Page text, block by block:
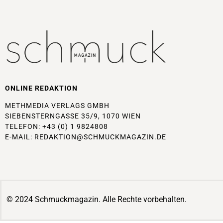
ONLINE REDAKTION
METHMEDIA VERLAGS GMBH
SIEBENSTERNGASSE 35/9, 1070 WIEN
TELEFON: +43 (0) 1 9824808
E-MAIL: REDAKTION@SCHMUCKMAGAZIN.DE
© 2024 Schmuckmagazin. Alle Rechte vorbehalten.